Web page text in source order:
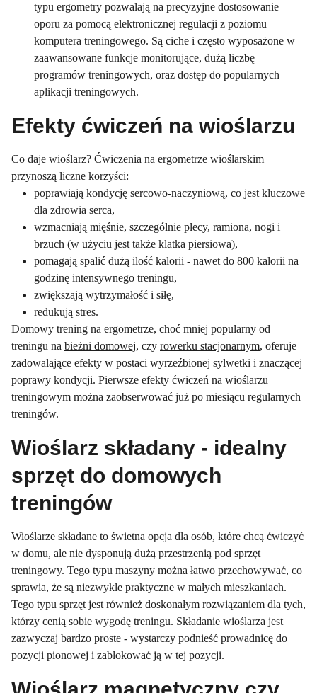
typu ergometry pozwalają na precyzyjne dostosowanie
oporu za pomocą elektronicznej regulacji z poziomu
komputera treningowego. Są ciche i często wyposażone w
zaawansowane funkcje monitorujące, dużą liczbę
programów treningowych, oraz dostęp do popularnych
aplikacji treningowych.
Efekty ćwiczeń na wioślarzu
Co daje wioślarz? Ćwiczenia na ergometrze wioślarskim
przynoszą liczne korzyści:
poprawiają kondycję sercowo-naczyniową, co jest kluczowe
dla zdrowia serca,
wzmacniają mięśnie, szczególnie plecy, ramiona, nogi i
brzuch (w użyciu jest także klatka piersiowa),
pomagają spalić dużą ilość kalorii - nawet do 800 kalorii na
godzinę intensywnego treningu,
zwiększają wytrzymałość i siłę,
redukują stres.
Domowy trening na ergometrze, choć mniej popularny od
treningu na bieżni domowej, czy rowerku stacjonarnym, oferuje
zadowalające efekty w postaci wyrzeźbionej sylwetki i znaczącej
poprawy kondycji. Pierwsze efekty ćwiczeń na wioślarzu
treningowym można zaobserwować już po miesiącu regularnych
treningów.
Wioślarz składany - idealny
sprzęt do domowych
treningów
Wioślarze składane to świetna opcja dla osób, które chcą ćwiczyć
w domu, ale nie dysponują dużą przestrzenią pod sprzęt
treningowy. Tego typu maszyny można łatwo przechowywać, co
sprawia, że są niezwykle praktyczne w małych mieszkaniach.
Tego typu sprzęt jest również doskonałym rozwiązaniem dla tych,
którzy cenią sobie wygodę treningu. Składanie wioślarza jest
zazwyczaj bardzo proste - wystarczy podnieść prowadnicę do
pozycji pionowej i zablokować ją w tej pozycji.